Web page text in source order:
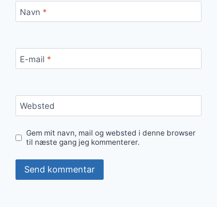
Navn *
E-mail *
Websted
Gem mit navn, mail og websted i denne browser
til næste gang jeg kommenterer.